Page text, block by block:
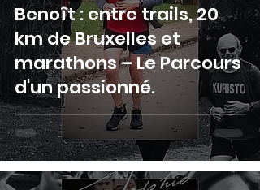
Benoît : entre trails, 20
km de Bruxelles et
marathons – Le Parcours
d'un passionné.